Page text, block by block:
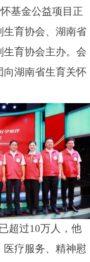
基金公益项目正
生育协会、湖南省
育协会主办。会
向湖南省生育关怀
超过10万人，他
疗服务、精神慰